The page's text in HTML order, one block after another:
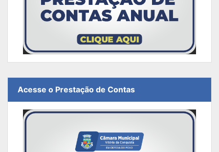
Acesse o Prestação de Contas